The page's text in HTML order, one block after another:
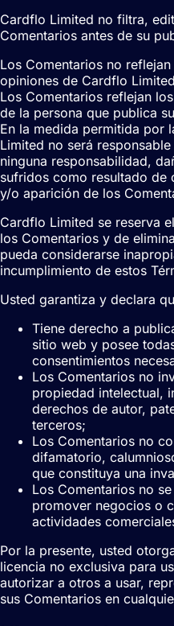
Cardflo Limited no filtra,
Comentarios antes de su
Los Comentarios no
opiniones de Cardflo
Los Comentarios reflejan
de la persona que publica
En la medida permitida por
Limited no será
ninguna responsabilidad,
sufridos como resultado de
y/o aparición de los
Cardflo Limited se reserva
los Comentarios y de
pueda considerarse
incumplimiento de estos
Usted garantiza y declara
Tiene derecho a
sitio web y posee
consentimientos
Los Comentarios no
propiedad intelectual,
derechos de autor,
terceros;
Los Comentarios no
difamatorio,
que constituya una
Los Comentarios no
promover negocios o
actividades
Por la presente, usted
licencia no exclusiva para
autorizar a otros a usar,
sus Comentarios en